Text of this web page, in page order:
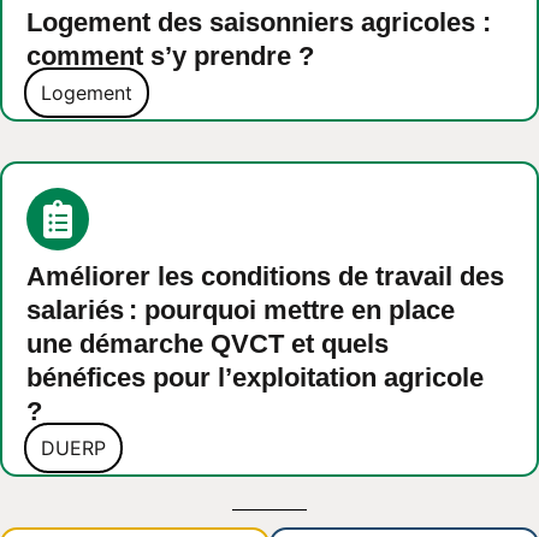
Logement des saisonniers agricoles :
comment s’y prendre ?
Logement
Améliorer les conditions de travail des
salariés : pourquoi mettre en place
une démarche QVCT et quels
bénéfices pour l’exploitation agricole
?
DUERP